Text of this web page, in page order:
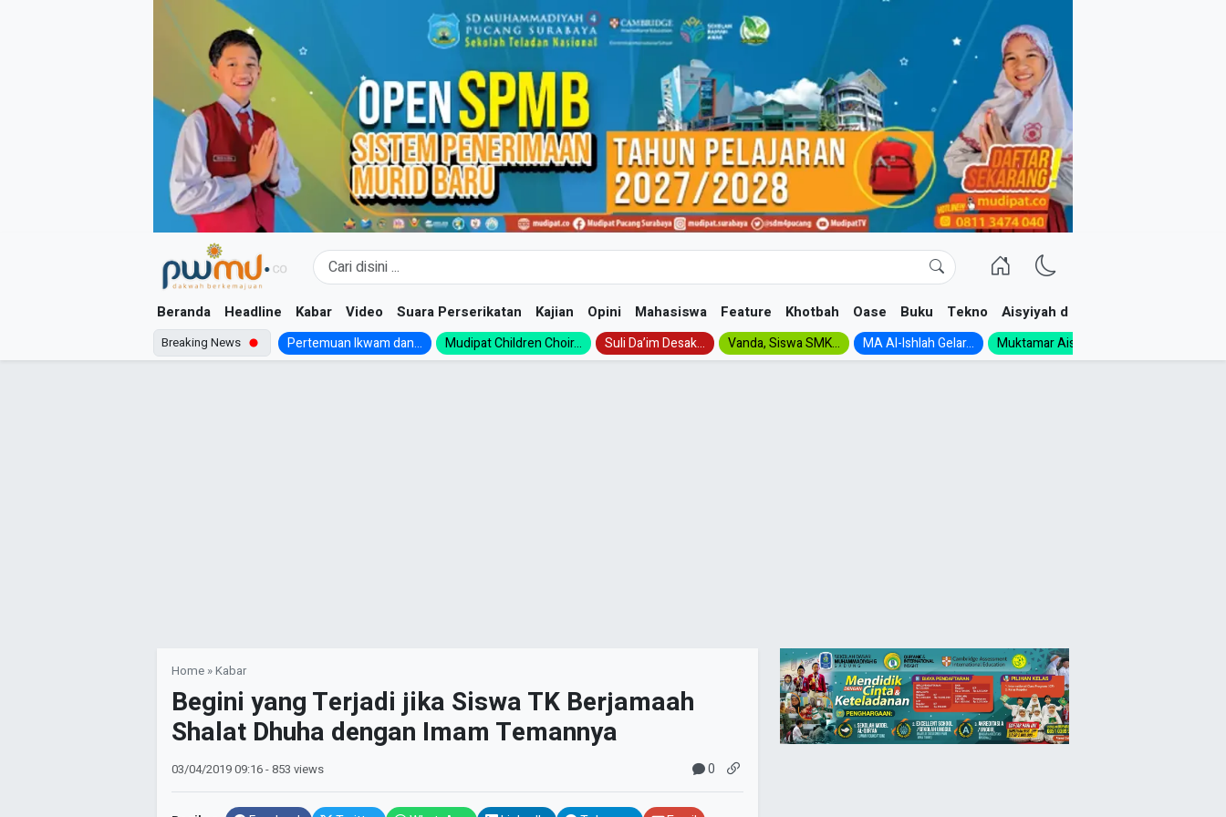
Beranda Headline Kabar Video Suara Perserikatan Kajian Opini Mahasiswa Feature Khotbah Oase Buku Tekno Aisyiyah dan NA
Breaking News Pertemuan Ikwam dan... Mudipat Children Choir... Suli Da’im Desak... Vanda, Siswa SMK... MA Al-Ishlah Gelar... Muktamar Aisyiyah 1926:...
Home »Kabar
Begini yang Terjadi jika Siswa TK Berjamaah
Shalat Dhuha dengan Imam Temannya
03/04/201909:16- 853 views 0